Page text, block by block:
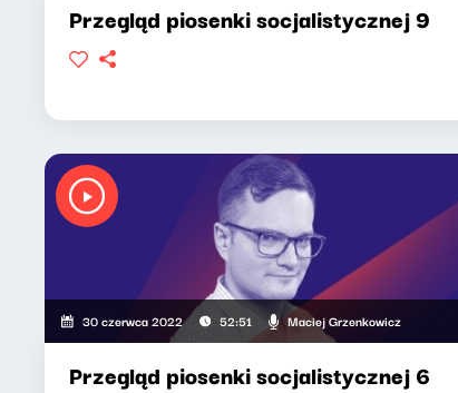
Przegląd piosenki socjalistycznej 9
30 czerwca 2022 52:51 Maciej Grzenkowicz
Przegląd piosenki socjalistycznej 6